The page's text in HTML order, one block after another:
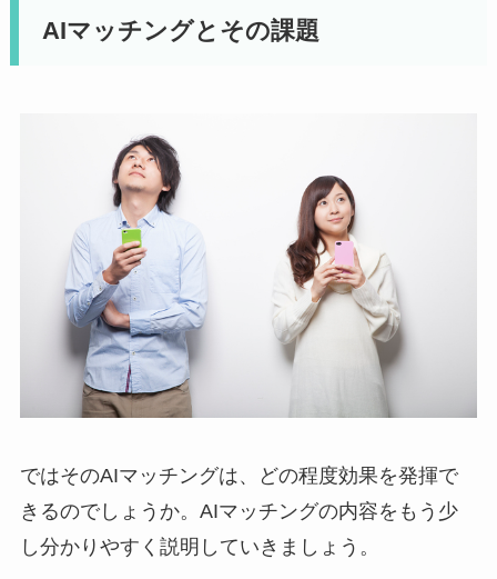
AIマッチングとその課題
ではそのAIマッチングは、どの程度効果を発揮で
きるのでしょうか。AIマッチングの内容をもう少
し分かりやすく説明していきましょう。